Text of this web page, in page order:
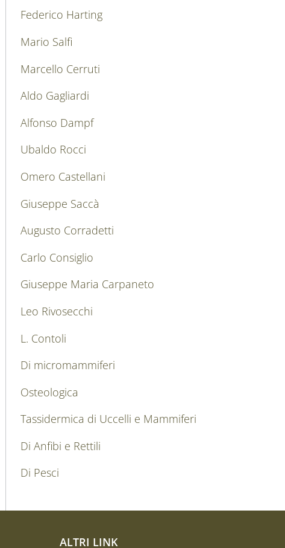
Federico Harting
Mario Salfi
Marcello Cerruti
Aldo Gagliardi
Alfonso Dampf
Ubaldo Rocci
Omero Castellani
Giuseppe Saccà
Augusto Corradetti
Carlo Consiglio
Giuseppe Maria Carpaneto
Leo Rivosecchi
L. Contoli
Di micromammiferi
Osteologica
Tassidermica di Uccelli e Mammiferi
Di Anfibi e Rettili
Di Pesci
ALTRI LINK